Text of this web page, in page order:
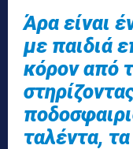
Άρα είναι
με παιδιά
κόρον από
ταλέντα,